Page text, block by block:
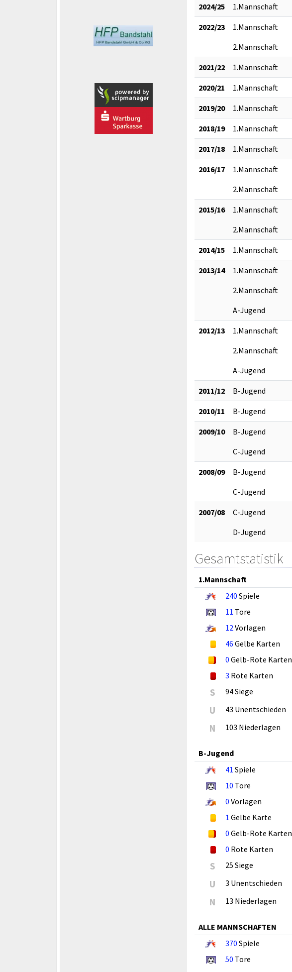
2024/25 1.Mannschaft
2022/23 1.Mannschaft
2.Mannschaft
2021/22 1.Mannschaft
2020/21 1.Mannschaft
2019/20 1.Mannschaft
2018/19 1.Mannschaft
2017/18 1.Mannschaft
2016/17 1.Mannschaft
2.Mannschaft
2015/16 1.Mannschaft
2.Mannschaft
2014/15 1.Mannschaft
2013/14 1.Mannschaft
2.Mannschaft
A-Jugend
2012/13 1.Mannschaft
2.Mannschaft
A-Jugend
2011/12 B-Jugend
2010/11 B-Jugend
2009/10 B-Jugend
C-Jugend
2008/09 B-Jugend
C-Jugend
2007/08 C-Jugend
D-Jugend
Gesamtstatistik
1.Mannschaft
240 Spiele
11 Tore
12Vorlagen
46 Gelbe Karten
0 Gelb-Rote Karten
3 Rote Karten
S 94 Siege
U 43 Unentschieden
N 103 Niederlagen
B-Jugend
41 Spiele
10 Tore
0 Vorlagen
1 Gelbe Karte
0 Gelb-Rote Karten
0 Rote Karten
S 25 Siege
U 3 Unentschieden
N 13 Niederlagen
ALLE MANNSCHAFTEN
370 Spiele
50 Tore